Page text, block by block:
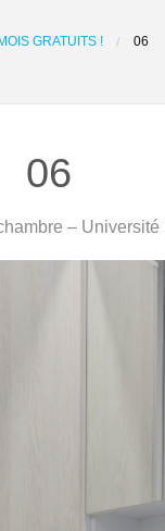
GRATUITS ! 06
06
– Université